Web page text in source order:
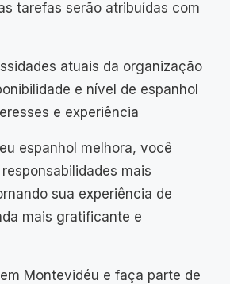
tarefas serão atribuídas com
atuais da organização
e nível de espanhol
e experiência
espanhol melhora, você
mais
sua experiência de
mais gratificante e
Montevidéu e faça parte de